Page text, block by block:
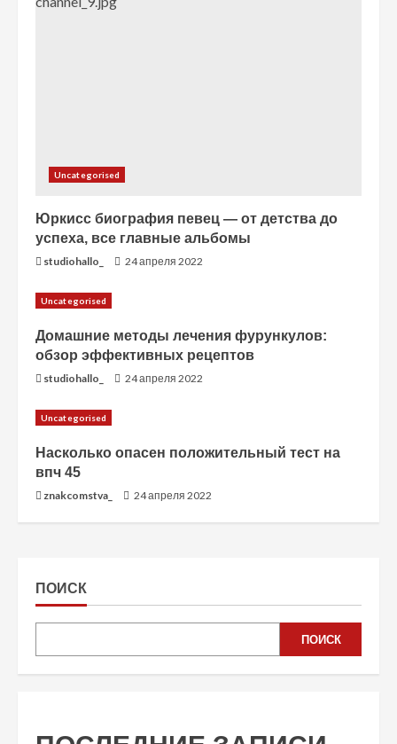
н
Uncategorised
Юркисс биография певец — от детства до
успеха, все главные альбомы
studiohallo_ 24 апреля 2022
Uncategorised
Домашние методы лечения фурункулов:
обзор эффективных рецептов
studiohallo_ 24 апреля 2022
Uncategorised
Насколько опасен положительный тест на
впч 45
znakcomstva_ 24 апреля 2022
ПОИСК
ПОИСК